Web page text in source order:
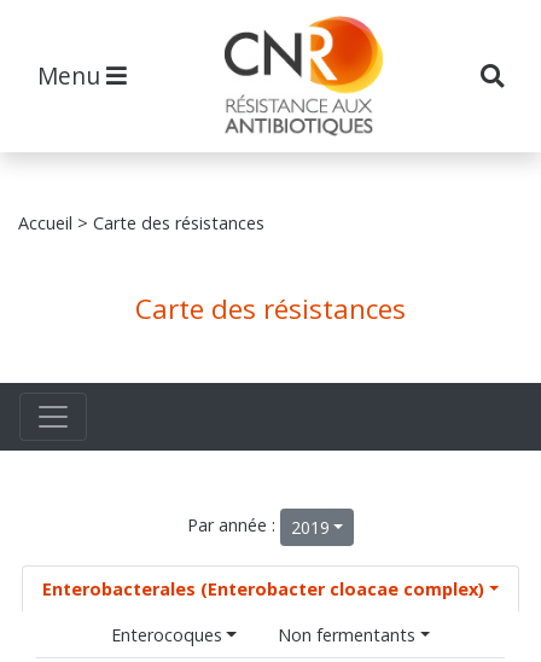
Menu
Accueil > Carte des résistances
Carte des résistances
Par année : 2019
Enterobacterales (Enterobacter cloacae complex)
Enterocoques
Non fermentants